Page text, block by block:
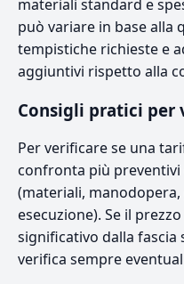
materiali standard e
può variare in base alla
tempistiche richieste e
aggiuntivi rispetto alla
Consigli pratici per
Per verificare se una
confronta più preventivi
(materiali,
esecuzione). Se il
significativo dalla fascia
verifica sempre